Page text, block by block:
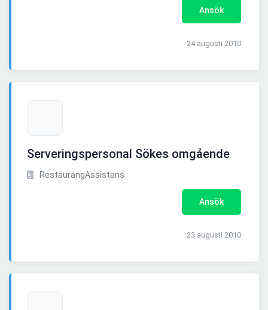
Ansök
24 augusti 2010
Serveringspersonal Sökes omgående
RestaurangAssistans
Ansök
23 augusti 2010